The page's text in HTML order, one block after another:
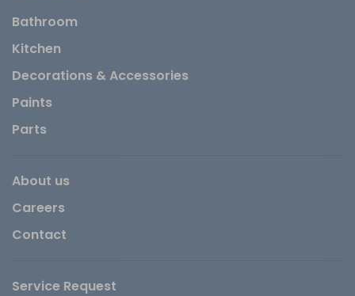
Bathroom
Kitchen
Decorations & Accessories
Paints
Parts
About us
Careers
Contact
Service Request